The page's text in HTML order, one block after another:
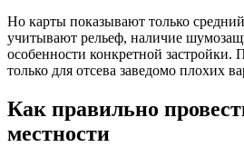
Но карты показывают только
учитывают рельеф, наличие
особенности конкретной застройки.
только для отсева заведомо плохих
Как правильно
местности